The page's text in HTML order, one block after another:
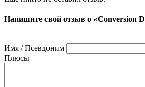
Напишите свой отзыв о «Conversion
Имя / Псевдоним
Плюсы